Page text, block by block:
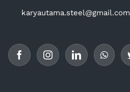
karyautama.steel@gmail.com